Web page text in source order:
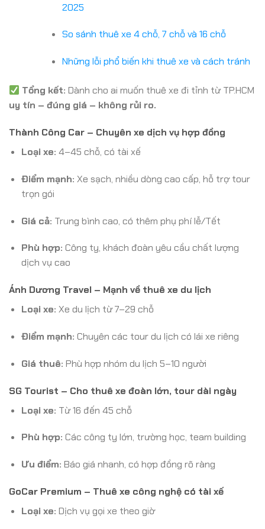
2025
So sánh thuê xe 4 chỗ, 7 chỗ và 16 chỗ
Những lỗi phổ biến khi thuê xe và cách tránh
Tổng kết: Dành cho ai muốn thuê xe đi tỉnh từ TP.HCM
uy tín – đúng giá – không rủi ro.
Thành Công Car – Chuyên xe dịch vụ hợp đồng
Loại xe: 4–45 chỗ, có tài xế
Điểm mạnh: Xe sạch, nhiều dòng cao cấp, hỗ trợ tour
trọn gói
Giá cả: Trung bình cao, có thêm phụ phí lễ/Tết
Phù hợp: Công ty, khách đoàn yêu cầu chất lượng
dịch vụ cao
Ánh Dương Travel – Mạnh về thuê xe du lịch
Loại xe: Xe du lịch từ 7–29 chỗ
Điểm mạnh: Chuyên các tour du lịch có lái xe riêng
Giá thuê: Phù hợp nhóm du lịch 5–10 người
SG Tourist – Cho thuê xe đoàn lớn, tour dài ngày
Loại xe: Từ 16 đến 45 chỗ
Phù hợp: Các công ty lớn, trường học, team building
Ưu điểm: Báo giá nhanh, có hợp đồng rõ ràng
GoCar Premium – Thuê xe công nghệ có tài xế
Loại xe: Dịch vụ gọi xe theo giờ